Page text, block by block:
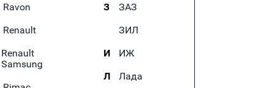
Ravon
Renault
Renault
Samsung
З
ЗАЗ
ЗИЛ
И
ИЖ
Л
Лада